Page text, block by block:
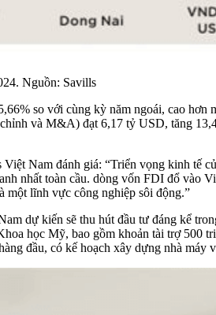
Nguồn: Savills
so với cùng kỳ năm ngoái, cao
và M&A) đạt 6,17 tỷ USD, tăng
Nam đánh giá: “Triển vọng kinh tế
nhất toàn cầu. dòng vốn FDI đổ vào
một lĩnh vực công nghiệp sôi động.”
dự kiến sẽ thu hút đầu tư đáng kể
học Mỹ, bao gồm khoản tài trợ 500
đầu, có kế hoạch xây dựng nhà